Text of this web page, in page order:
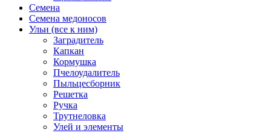
Семена
Семена медоносов
Ульи (все к ним)
Заградитель
Капкан
Кормушка
Пчелоудалитель
Пыльцесборник
Решетка
Ручка
Трутнеловка
Улей и элементы